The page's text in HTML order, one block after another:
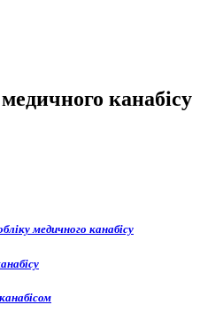
канабісу
медичного канабісу